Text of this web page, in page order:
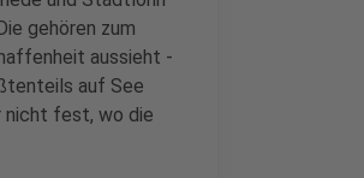
gehören zum
aussieht -
auf See
nicht fest, wo die